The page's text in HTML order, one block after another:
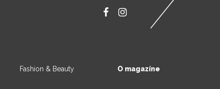
Fashion & Beauty O magazíne